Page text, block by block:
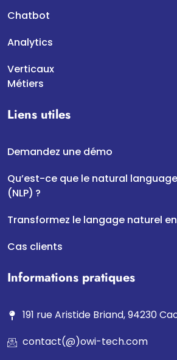
Chatbot
Analytics
Verticaux
Métiers
Liens utiles
Demandez une démo
Qu’est-ce que le natural
(NLP) ?
Transformez le langage naturel
Cas clients
Informations pratiques
191 rue Aristide Briand, 94230
contact(@)owi-tech.com